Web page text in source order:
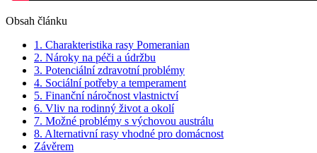
Obsah článku
1. Charakteristika rasy Pomeranian
2. Nároky na péči a‌ údržbu
3. Potenciální zdravotní problémy
4. Sociální potřeby a temperament
5. Finanční náročnost vlastnictví
6. Vliv na rodinný⁢ život a okolí
7. Možné problémy s výchovou ​austrálu
8. Alternativní rasy vhodné pro‍ domácnost
Závěrem